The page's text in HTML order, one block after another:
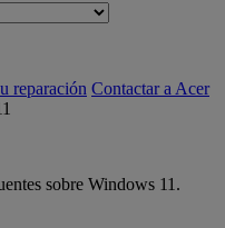
reparación Contactar a Acer
sobre Windows 11.